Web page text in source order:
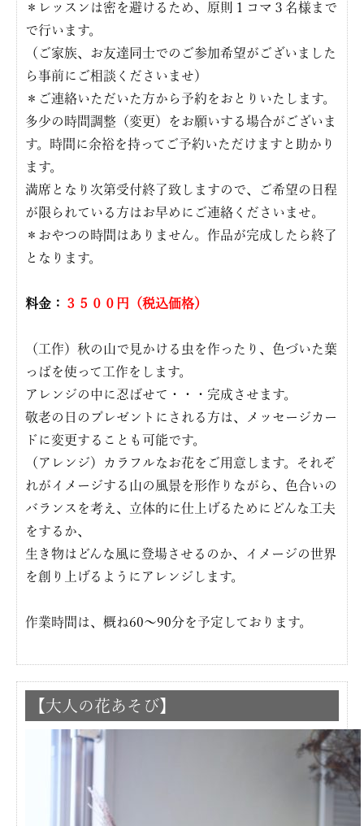
＊レッスンは密を避けるため、原則１コマ３名様まで
で行います。
（ご家族、お友達同士でのご参加希望がございました
ら事前にご相談くださいませ）
＊ご連絡いただいた方から予約をおとりいたします。
多少の時間調整（変更）をお願いする場合がございま
す。時間に余裕を持ってご予約いただけますと助かり
ます。
満席となり次第受付終了致しますので、ご希望の日程
が限られている方はお早めにご連絡くださいませ。
＊おやつの時間はありません。作品が完成したら終了
となります。
料金： ３５００円（税込価格）
（工作）秋の山で見かける虫を作ったり、色づいた葉
っぱを使って工作をします。
アレンジの中に忍ばせて・・・完成させます。
敬老の日のプレゼントにされる方は、メッセージカー
ドに変更することも可能です。
（アレンジ）カラフルなお花をご用意します。それぞ
れがイメージする山の風景を形作りながら、色合いの
バランスを考え、立体的に仕上げるためにどんな工夫
をするか、
生き物はどんな風に登場させるのか、イメージの世界
を創り上げるようにアレンジします。
作業時間は、概ね60〜90分を予定しております。
【大人の花あそび】